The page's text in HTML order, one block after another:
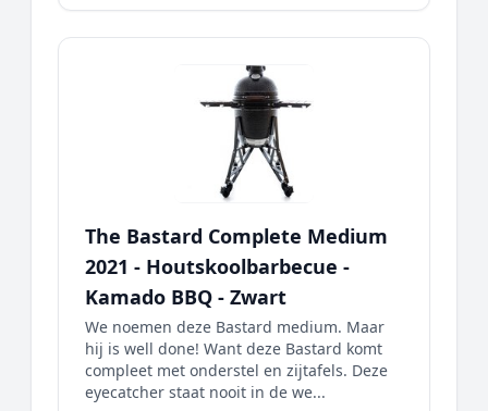
The Bastard Complete Medium
2021 - Houtskoolbarbecue -
Kamado BBQ - Zwart
We noemen deze Bastard medium. Maar
hij is well done! Want deze Bastard komt
compleet met onderstel en zijtafels. Deze
eyecatcher staat nooit in de we...